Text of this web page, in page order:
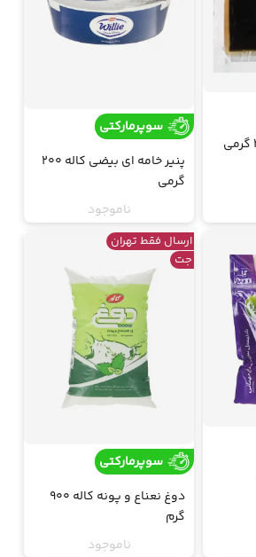
سوپرمارکتی
پنیر خامه ای بیضی کاله 200
گرمی
ناموجود
ارسال فقط تهران
جت
سوپرمارکتی
دوغ نعناع و پونه کاله 900
گرم
ناموجود